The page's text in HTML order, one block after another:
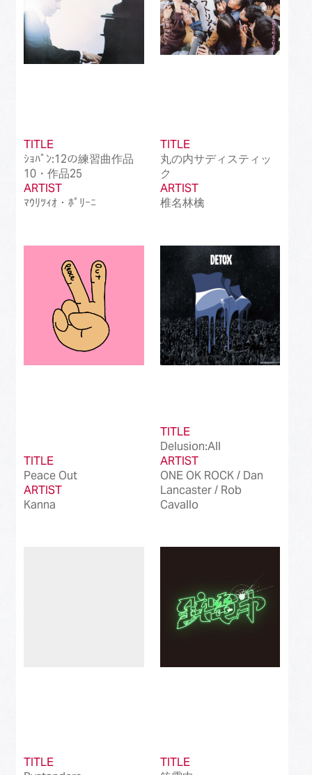
TITLE
ｼｮﾊﾟﾝ:12の練習曲作品
10・作品25
ARTIST
ﾏｳﾘﾂｨｵ・ﾎﾟﾘｰﾆ
TITLE
丸の内サディスティッ
ク
ARTIST
椎名林檎
TITLE
Peace Out
ARTIST
Kanna
TITLE
Delusion:All
ARTIST
ONE OK ROCK / Dan
Lancaster / Rob
Cavallo
TITLE
TITLE